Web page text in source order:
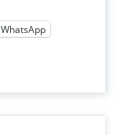
WhatsApp